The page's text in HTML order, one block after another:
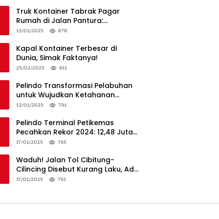
Truk Kontainer Tabrak Pagar
Rumah di Jalan Pantura:
Kronologi dan Langkah
13/01/2025 878
Kapal Kontainer Terbesar di
Dunia, Simak Faktanya!
25/02/2025 811
Pelindo Transformasi Pelabuhan
untuk Wujudkan Ketahanan
Logistik dan Daya Saing Global
13/01/2025 791
Pelindo Terminal Petikemas
Pecahkan Rekor 2024: 12,48 Juta
TEUs, Bukti Keunggulan Logistik
17/01/2025 765
Waduh! Jalan Tol Cibitung-
Cilincing Disebut Kurang Laku, Ada
Apa?
17/01/2025 761